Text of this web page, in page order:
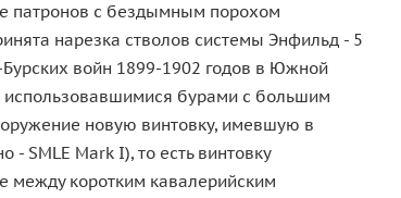
патронов с бездымным порохом
нарезка стволов системы Энфильд - 5
войн 1899-1902 годов в Южной
использовавшимися бурами с большим
новую винтовку, имевшую в
SMLE Mark I), то есть винтовку
между коротким кавалерийским